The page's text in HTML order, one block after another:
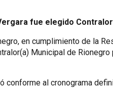
fue elegido
en cumplimiento de la
Municipal de
conforme al cronograma